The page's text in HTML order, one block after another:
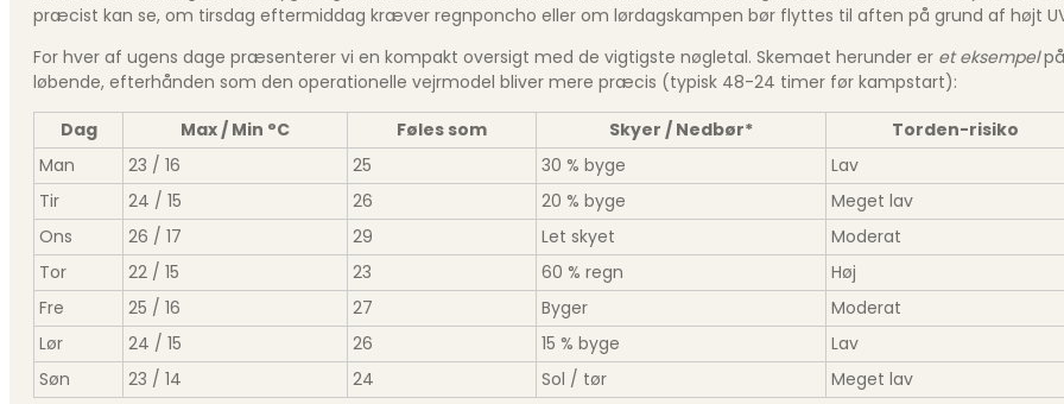
præcist kan se, om tirsdag eftermiddag kræver regnponcho eller om lørdagskampen bør flyttes til aften på grund af højt
For hver af ugens dage præsenterer vi en kompakt oversigt med de vigtigste nøgletal. Skemaet herunder er et eksempel
løbende, efterhånden som den operationelle vejrmodel bliver mere præcis (typisk 48-24 timer før kampstart):
Dag
Max / Min °C Føles som Skyer / Nedbør*
Torden-risiko
Man
23 / 16 25 30 % byge
Lav
Tir
24 / 15 26 20 % byge
Meget lav
Ons
26 / 17 29 Let skyet
Moderat
Tor
22 / 15 23 60 % regn
Høj
Fre
25 / 16 27 Byger
Moderat
Lør
24 / 15 26 15 % byge
Lav
Søn
23 / 14 24 Sol / tør Meget lav